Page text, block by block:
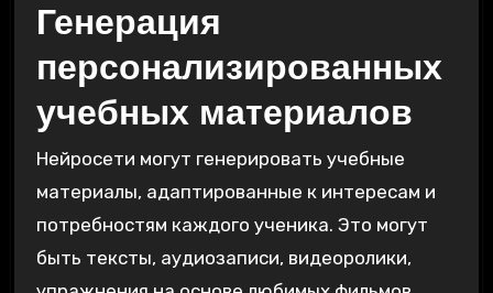
Генерация
персонализированных
учебных материалов
Нейросети могут генерировать учебные
материалы, адаптированные к интересам и
потребностям каждого ученика. Это могут
быть тексты, аудиозаписи, видеоролики,